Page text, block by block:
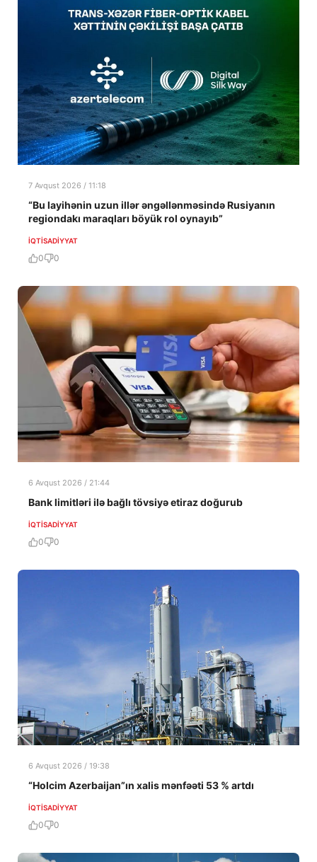
7 Avqust 2026 / 11:18
“Bu layihənin uzun illər əngəllənməsində Rusiyanın
regiondakı maraqları böyük rol oynayıb”
İQTISADIYYAT
0 0
6 Avqust 2026 / 21:44
Bank limitləri ilə bağlı tövsiyə etiraz doğurub
İQTISADIYYAT
0 0
6 Avqust 2026 / 19:38
“Holcim Azerbaijan”ın xalis mənfəəti 53 % artdı
İQTISADIYYAT
0 0